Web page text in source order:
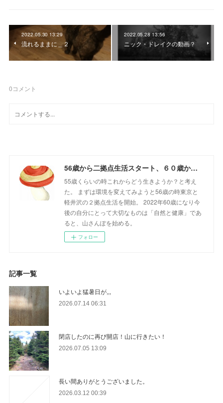
2022.05.30 13:29
流れるままに＿２
2022.05.28 13:56
ニック・ドレイクの動画？
0コメント
56歳から二拠点生活スタート、６０歳からの山さんぽ
55歳くらいの時これからどう生きようか？と考え
た。 まずは環境を変えてみようと56歳の時東京と
軽井沢の２拠点生活を開始。 2022年60歳になり今
後の自分にとって大切なものは「自然と健康」であ
ると、山さんぽを始める。
フォロー
記事一覧
いよいよ猛暑日が,,,
2026.07.14 06:31
閉店したのに再び開店！山に行きたい！
2026.07.05 13:09
長い間ありがとうございました。
2026.03.12 00:39